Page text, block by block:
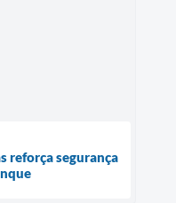
reforça segurança